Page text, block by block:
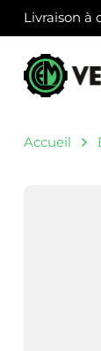
Livraison à
Accueil